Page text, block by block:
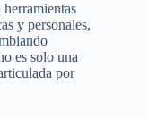
y personales,
es solo una
por